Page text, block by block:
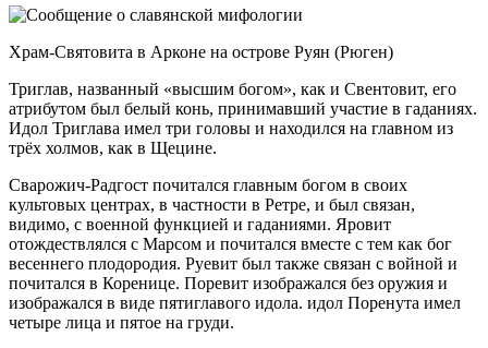
Храм-Святовита в Арконе на острове Руян (Рюген)
Триглав, названный «высшим богом», как и Свентовит, его
атрибутом был белый конь, принимавший участие в гаданиях.
Идол Триглава имел три головы и находился на главном из
трёх холмов, как в Щецине.
Сварожич-Радгост почитался главным богом в своих
культовых центрах, в частности в Ретре, и был связан,
видимо, с военной функцией и гаданиями. Яровит
отождествлялся с Марсом и почитался вместе с тем как бог
весеннего плодородия. Руевит был также связан с войной и
почитался в Коренице. Поревит изображался без оружия и
изображался в виде пятиглавого идола. идол Поренута имел
четыре лица и пятое на груди.